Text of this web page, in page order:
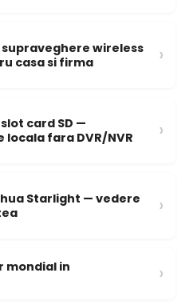
wireless
casa si firma
›
card SD —
fara DVR/NVR
›
Starlight — vedere
›
mondial in
›